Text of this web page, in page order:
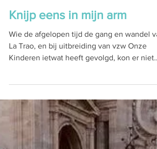
Knijp eens in mijn arm
Wie de afgelopen tijd de gang en wandel
Kinderen ietwat heeft gevolgd, kon er niet